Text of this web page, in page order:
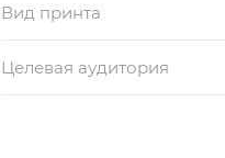
Вид принта
Целевая аудитория